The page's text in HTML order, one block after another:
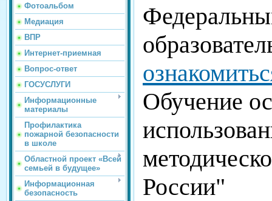
Фотоальбом
Медиация
ВПР
Интернет-приемная
Вопрос-ответ
ГОСУСЛУГИ
Информационные
материалы
Профилактика
пожарной безопасности
в школе
Областной проект «Всей
семьей в будущее»
Информационная
безопасность
Обучение
России"